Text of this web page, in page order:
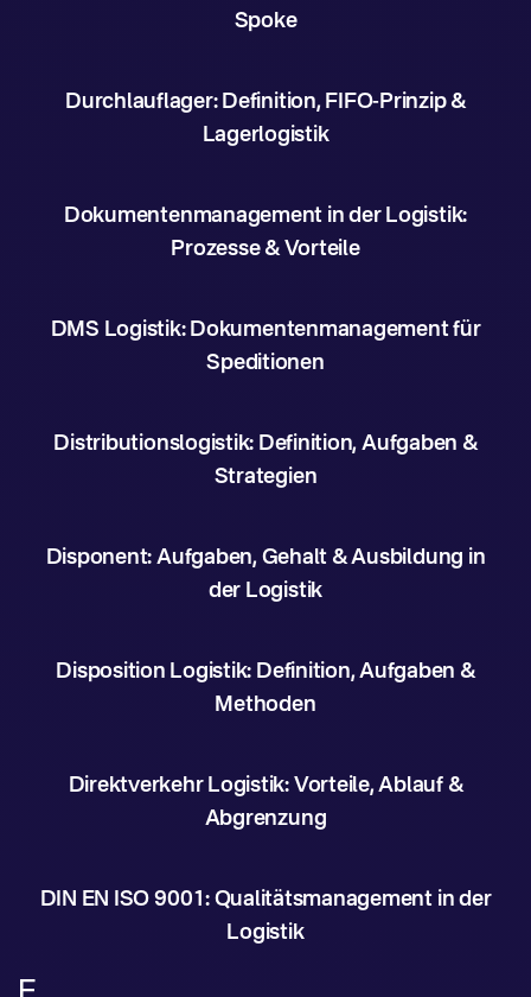
Spoke
Durchlauflager: Definition, FIFO-Prinzip &
Lagerlogistik
Dokumentenmanagement in der Logistik:
Prozesse & Vorteile
DMS Logistik: Dokumentenmanagement für
Speditionen
Distributionslogistik: Definition, Aufgaben &
Strategien
Disponent: Aufgaben, Gehalt & Ausbildung in
der Logistik
Disposition Logistik: Definition, Aufgaben &
Methoden
Direktverkehr Logistik: Vorteile, Ablauf &
Abgrenzung
DIN EN ISO 9001: Qualitätsmanagement in der
Logistik